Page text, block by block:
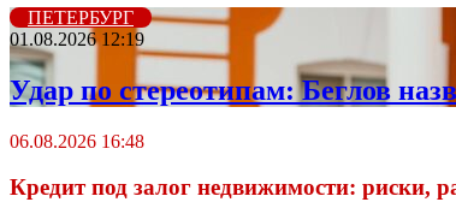
ПЕТЕРБУРГ
01.08.2026 12:19
Удар по стереотипам: Беглов
06.08.2026 16:48
Кредит под залог недвижимости: риски,